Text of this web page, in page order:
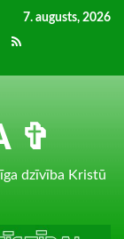
7. augusts, 2026
RSS
✞
dzīvība Kristū